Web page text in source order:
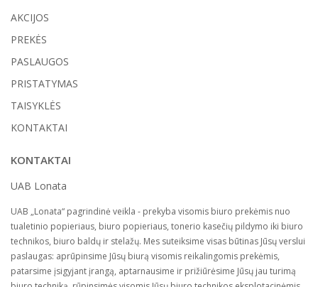
AKCIJOS
PREKĖS
PASLAUGOS
PRISTATYMAS
TAISYKLĖS
KONTAKTAI
KONTAKTAI
UAB Lonata
UAB „Lonata“ pagrindinė veikla - prekyba visomis biuro prekėmis nuo
tualetinio popieriaus, biuro popieriaus, tonerio kasečių pildymo iki biuro
technikos, biuro baldų ir stelažų. Mes suteiksime visas būtinas Jūsų verslui
paslaugas: aprūpinsime Jūsų biurą visomis reikalingomis prekėmis,
patarsime įsigyjant įrangą, aptarnausime ir prižiūrėsime Jūsų jau turimą